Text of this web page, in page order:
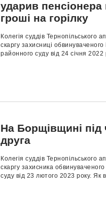
ударив
гроші на горілку
Колегія суддів Тернопільського
скаргу захисниці
районного суду від 24 січня
На Борщівщині під
друга
Колегія суддів Тернопільського
скаргу захисника
суду від 23 лютого 2023 року. Як